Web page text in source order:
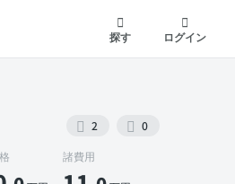
探す
ログイン
2 0
諸費用